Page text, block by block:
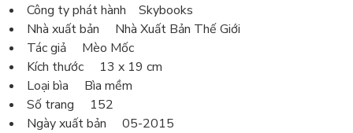
Công ty phát hành Skybooks
Nhà xuất bản Nhà Xuất Bản Thế Giới
Tác giả Mèo Mốc
Kích thước 13 x 19 cm
Loại bìa Bìa mềm
Số trang 152
Ngày xuất bản 05-2015